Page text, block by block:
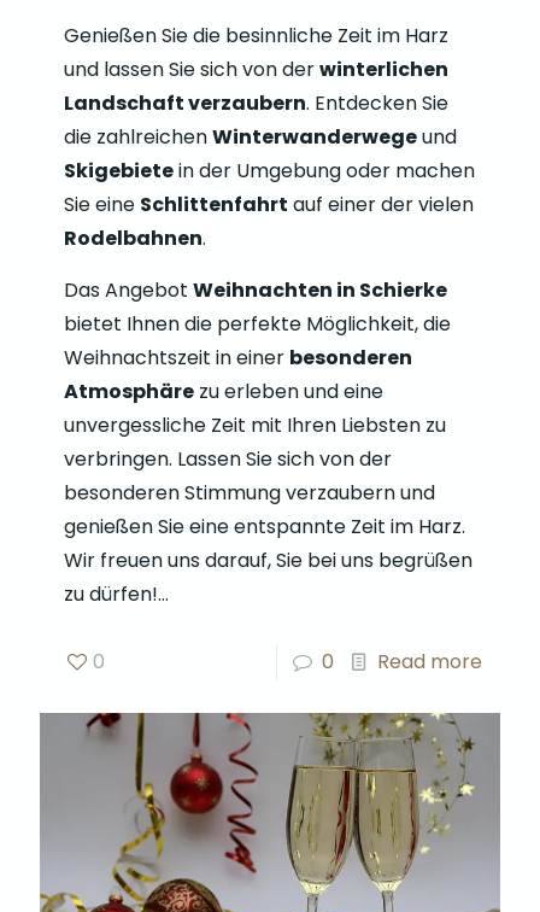
Genießen Sie die besinnliche Zeit im Harz
und lassen Sie sich von derwinterlichen
Landschaft verzaubern. Entdecken Sie
die zahlreichenWinterwanderwegeund
Skigebietein der Umgebung oder machen
Sie eine Schlittenfahrt auf einer der vielen
Rodelbahnen.
Das Angebot Weihnachten in Schierke
bietet Ihnen die perfekte Möglichkeit, die
Weihnachtszeit in einer besonderen
Atmosphäre zu erleben und eine
unvergessliche Zeit mit Ihren Liebsten zu
verbringen. Lassen Sie sich von der
besonderen Stimmung verzaubern und
genießen Sie eine entspannte Zeit im Harz.
Wir freuen uns darauf, Sie bei uns begrüßen
zu dürfen!…
0 0 Read more